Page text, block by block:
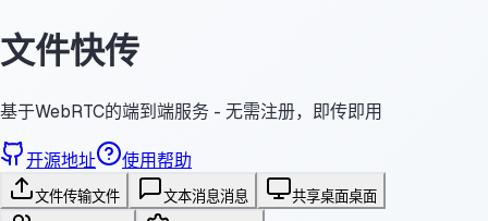
文件快传
基于WebRTC的端到端服务 - 无需注册，即传即用
开源地址 使用帮助
文件传输文件 文本消息消息 共享桌面桌面